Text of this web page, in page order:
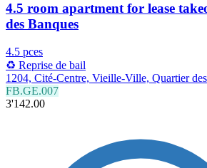
4.5 room apartment for lease
des Banques
4.5 pces
♻️ Reprise de bail
1204, Cité-Centre, Vieille-Ville, Quartier
FB.GE.007
3'142.00